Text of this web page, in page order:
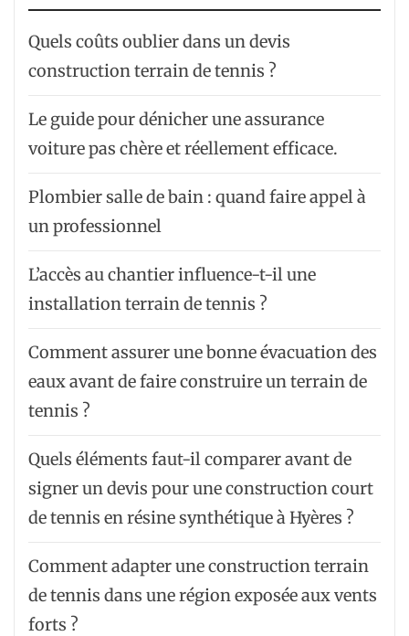
Quels coûts oublier dans un devis
construction terrain de tennis ?
Le guide pour dénicher une assurance
voiture pas chère et réellement efficace.
Plombier salle de bain : quand faire appel à
un professionnel
L’accès au chantier influence-t-il une
installation terrain de tennis ?
Comment assurer une bonne évacuation des
eaux avant de faire construire un terrain de
tennis ?
Quels éléments faut-il comparer avant de
signer un devis pour une construction court
de tennis en résine synthétique à Hyères ?
Comment adapter une construction terrain
de tennis dans une région exposée aux vents
forts ?